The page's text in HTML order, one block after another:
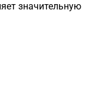
значительную